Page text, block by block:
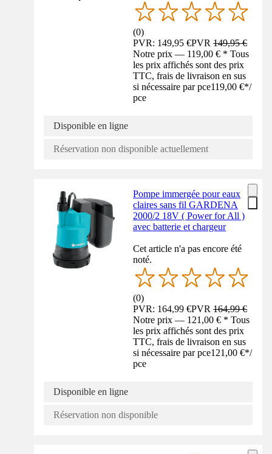
(0)
PVR: 149,95 €PVR149,95 €
Notre prix — 119,00 € * Tous
les prix affichés sont des prix
TTC, frais de livraison en sus
si nécessaire par pce119,00 €*/
pce
Disponible en ligne
Réservation non disponible actuellement
Pompe immergée pour eaux
claires sans fil GARDENA
2000/2 18V ( Power for All )
avec batterie et chargeur
Cet article n'a pas encore été
noté.
(0)
PVR: 164,99 €PVR164,99 €
Notre prix — 121,00 € * Tous
les prix affichés sont des prix
TTC, frais de livraison en sus
si nécessaire par pce121,00 €*/
pce
Disponible en ligne
Réservation non disponible